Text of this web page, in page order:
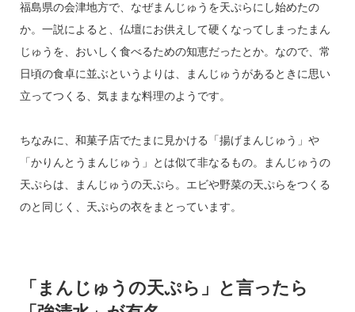
福島県の会津地方で、なぜまんじゅうを天ぷらにし始めたの
か。一説によると、仏壇にお供えして硬くなってしまったまん
じゅうを、おいしく食べるための知恵だったとか。なので、常
日頃の食卓に並ぶというよりは、まんじゅうがあるときに思い
立ってつくる、気ままな料理のようです。
ちなみに、和菓子店でたまに見かける「揚げまんじゅう」や
「かりんとうまんじゅう」とは似て非なるもの。まんじゅうの
天ぷらは、まんじゅうの天ぷら。エビや野菜の天ぷらをつくる
のと同じく、天ぷらの衣をまとっています。
「まんじゅうの天ぷら」と言ったら